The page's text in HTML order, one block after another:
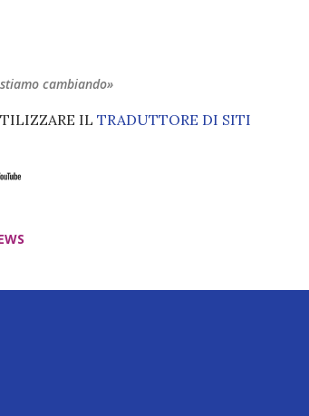
cambiando»
IL TRADUTTORE DI SITI